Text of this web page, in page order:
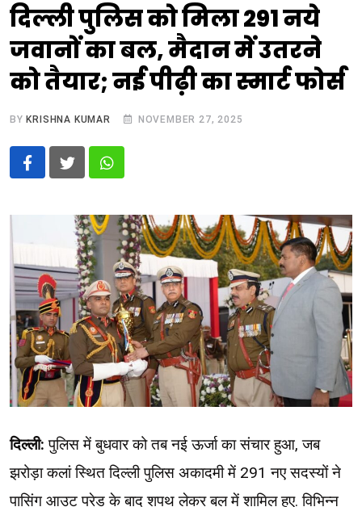
विदेश
दिल्ली पुलिस को मिला 291 नये
जवानों का बल, मैदान में उतरने
को तैयार; नई पीढ़ी का स्मार्ट फोर्स
BY KRISHNA KUMAR NOVEMBER 27, 2025
Whatsapp
दिल्ली: पुलिस में बुधवार को तब नई ऊर्जा का संचार हुआ, जब
झरोड़ा कलां स्थित दिल्ली पुलिस अकादमी में 291 नए सदस्यों ने
पासिंग आउट परेड के बाद शपथ लेकर बल में शामिल हुए. विभिन्न